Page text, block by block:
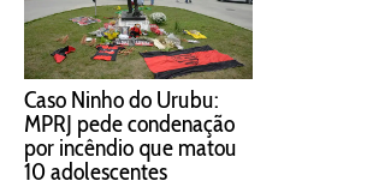
Caso Ninho do Urubu:
MPRJ pede condenação
por incêndio que matou
10 adolescentes